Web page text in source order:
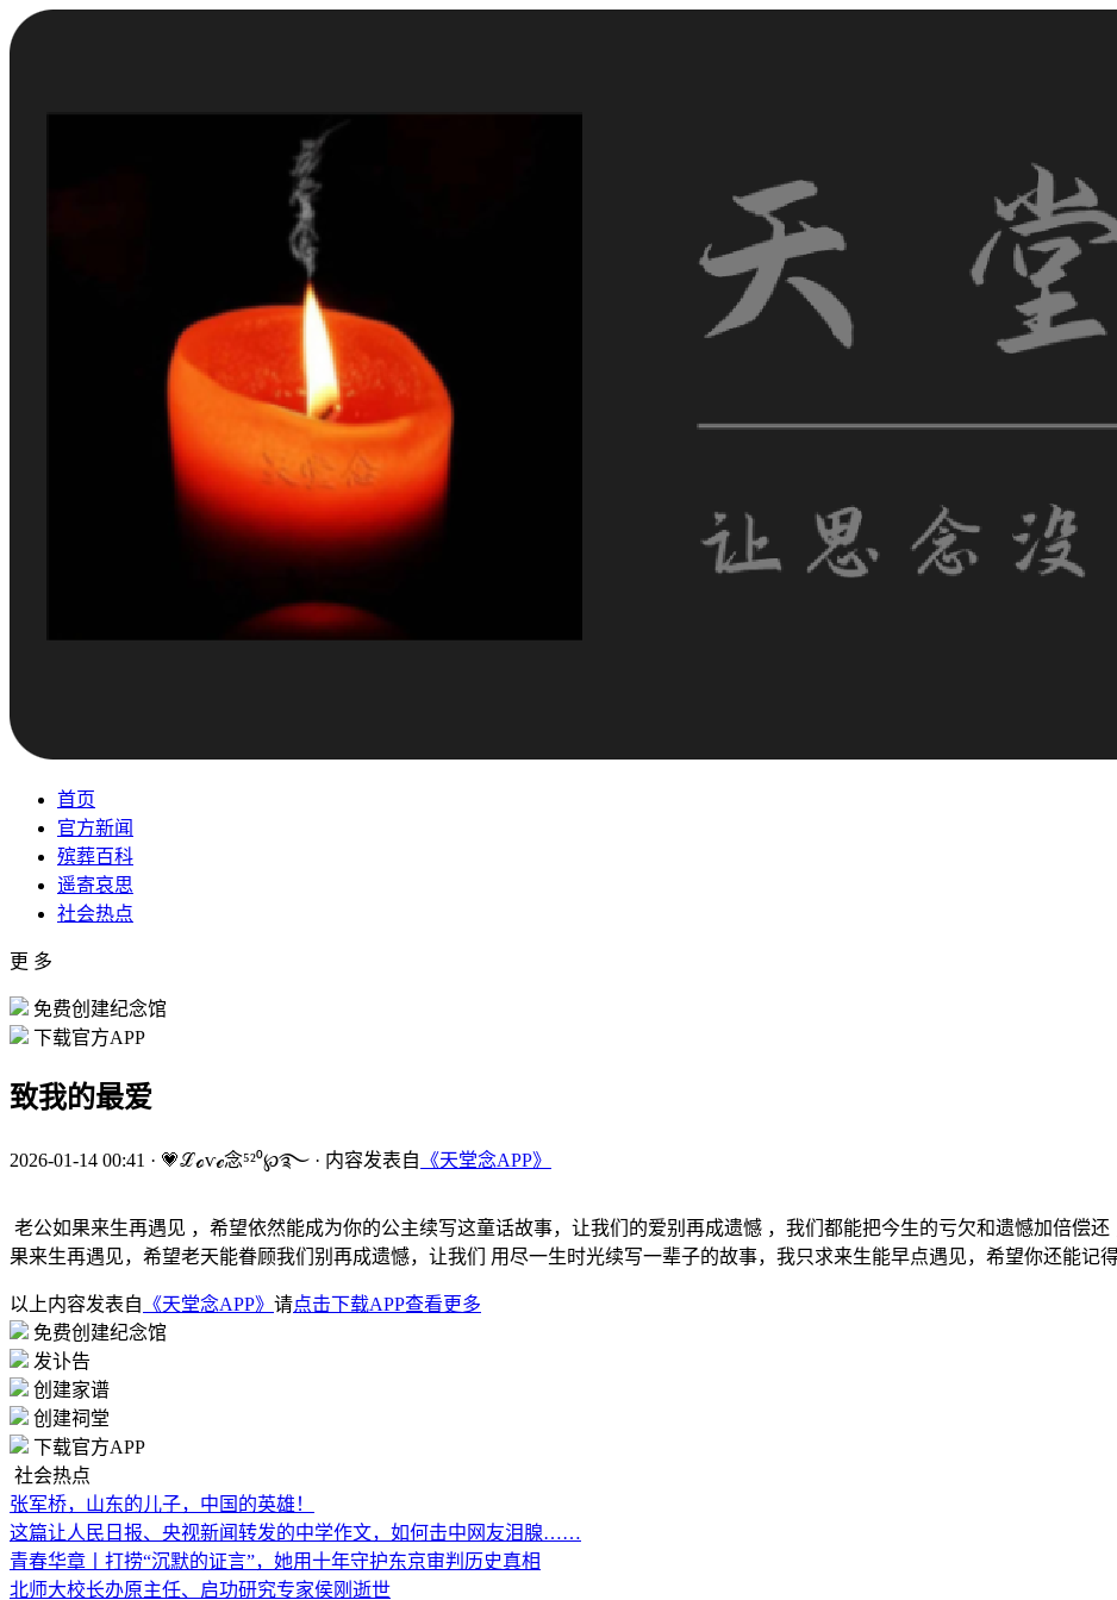
首页
官方新闻
殡葬百科
遥寄哀思
社会热点
更 多
免费创建纪念馆
下载官方APP
致我的最爱
2026-01-14 00:41 · 💗ℒℴѵℯ念⁵²⁰℘࿐ · 内容发表自 《天堂念APP》
老公如果来生再遇见 ，希望依然能成为你的公主续写这童话故事，让我们的爱别再成遗憾 ，我们都能把今生的亏欠和遗憾加倍偿
果来生再遇见，希望老天能眷顾我们别再成遗憾，让我们 用尽一生时光续写一辈子的故事，我只求来生能早点遇见，希望你还能记得
以上内容发表自 《天堂念APP》 请点击下载APP查看更多
免费创建纪念馆
发讣告
创建家谱
创建祠堂
下载官方APP
社会热点
张军桥，山东的儿子，中国的英雄！
这篇让人民日报、央视新闻转发的中学作文，如何击中网友泪腺……
青春华章丨打捞“沉默的证言”，她用十年守护东京审判历史真相
北师大校长办原主任、启功研究专家侯刚逝世